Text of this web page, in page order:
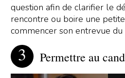
question afin de clarifier le
rencontre ou boire une
commencer son entrevue du
Permettre au